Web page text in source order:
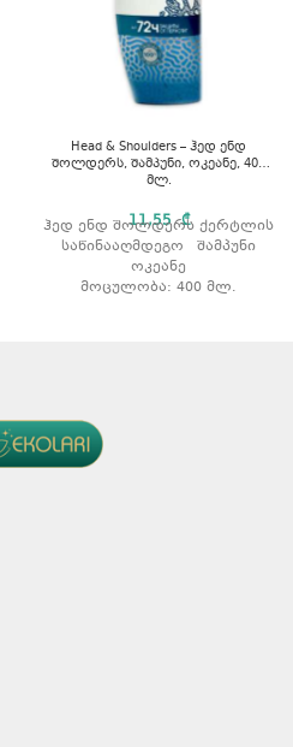
Head & Shoulders – ჰედ ენდ
შოლდერს, შამპუნი, ოკეანე, 400
მლ.
11,55₾
ჰედ ენდ შოლდერს ქერტლის
საწინააღმდეგო შამპუნი
ოკეანე
მოცულობა: 400 მლ.